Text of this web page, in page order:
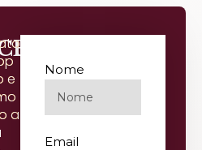
e
a
Nome
Email